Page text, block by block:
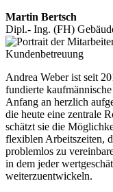
Martin Bertsch
Dipl.- Ing. (FH)
Andrea Weber ist seit
fundierte
Anfang an herzlich
die heute eine zentrale
schätzt sie die
flexiblen Arbeitszeiten,
problemlos zu
in dem jeder
weiterzuentwickeln.